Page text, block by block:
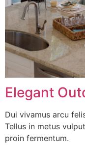
Elegant
Dui vivamus arcu
Tellus in metus
proin fermentum.